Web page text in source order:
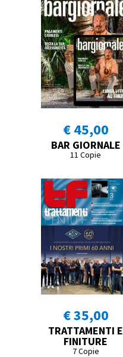
€ 45,00
BAR GIORNALE
11 Copie
€ 35,00
TRATTAMENTI E
FINITURE
7 Copie